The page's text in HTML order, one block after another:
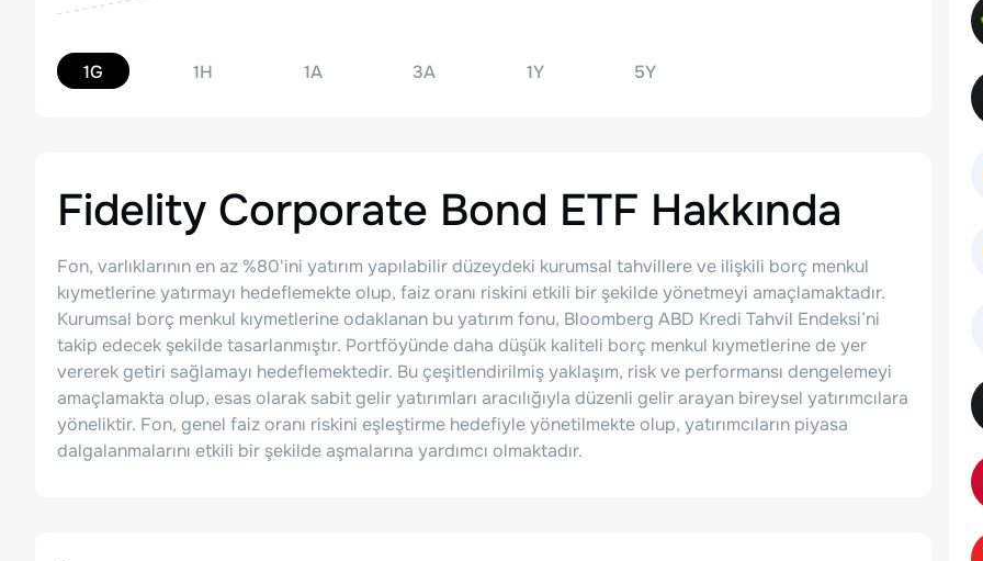
1G 1H 1A 3A 1Y 5Y
Fidelity Corporate Bond ETF Hakkında
Fon, varlıklarının en az %80'ini yatırım yapılabilir düzeydeki kurumsal tahvillere ve ilişkili borç menkul
kıymetlerine yatırmayı hedeflemekte olup, faiz oranı riskini etkili bir şekilde yönetmeyi amaçlamaktadır.
Kurumsal borç menkul kıymetlerine odaklanan bu yatırım fonu, Bloomberg ABD Kredi Tahvil Endeksi’ni
takip edecek şekilde tasarlanmıştır. Portföyünde daha düşük kaliteli borç menkul kıymetlerine de yer
vererek getiri sağlamayı hedeflemektedir. Bu çeşitlendirilmiş yaklaşım, risk ve performansı dengelemeyi
amaçlamakta olup, esas olarak sabit gelir yatırımları aracılığıyla düzenli gelir arayan bireysel yatırımcılara
yöneliktir. Fon, genel faiz oranı riskini eşleştirme hedefiyle yönetilmekte olup, yatırımcıların piyasa
dalgalanmalarını etkili bir şekilde aşmalarına yardımcı olmaktadır.